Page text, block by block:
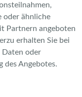
oder ähnliche
Partnern angeboten
erhalten Sie bei
Daten oder
des Angebotes.